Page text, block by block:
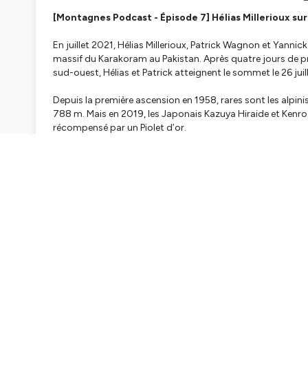
[Montagnes Podcast - Épisode 7] Hélias Millerioux
En juillet 2021, Hélias Millerioux, Patrick Wagnon et
massif du Karakoram au Pakistan. Après quatre jours de
sud-ouest, Hélias et Patrick atteignent le sommet le 26
Depuis la première ascension en 1958, rares sont les
788 m. Mais en 2019, les Japonais Kazuya Hiraide et
récompensé par un Piolet d’or.